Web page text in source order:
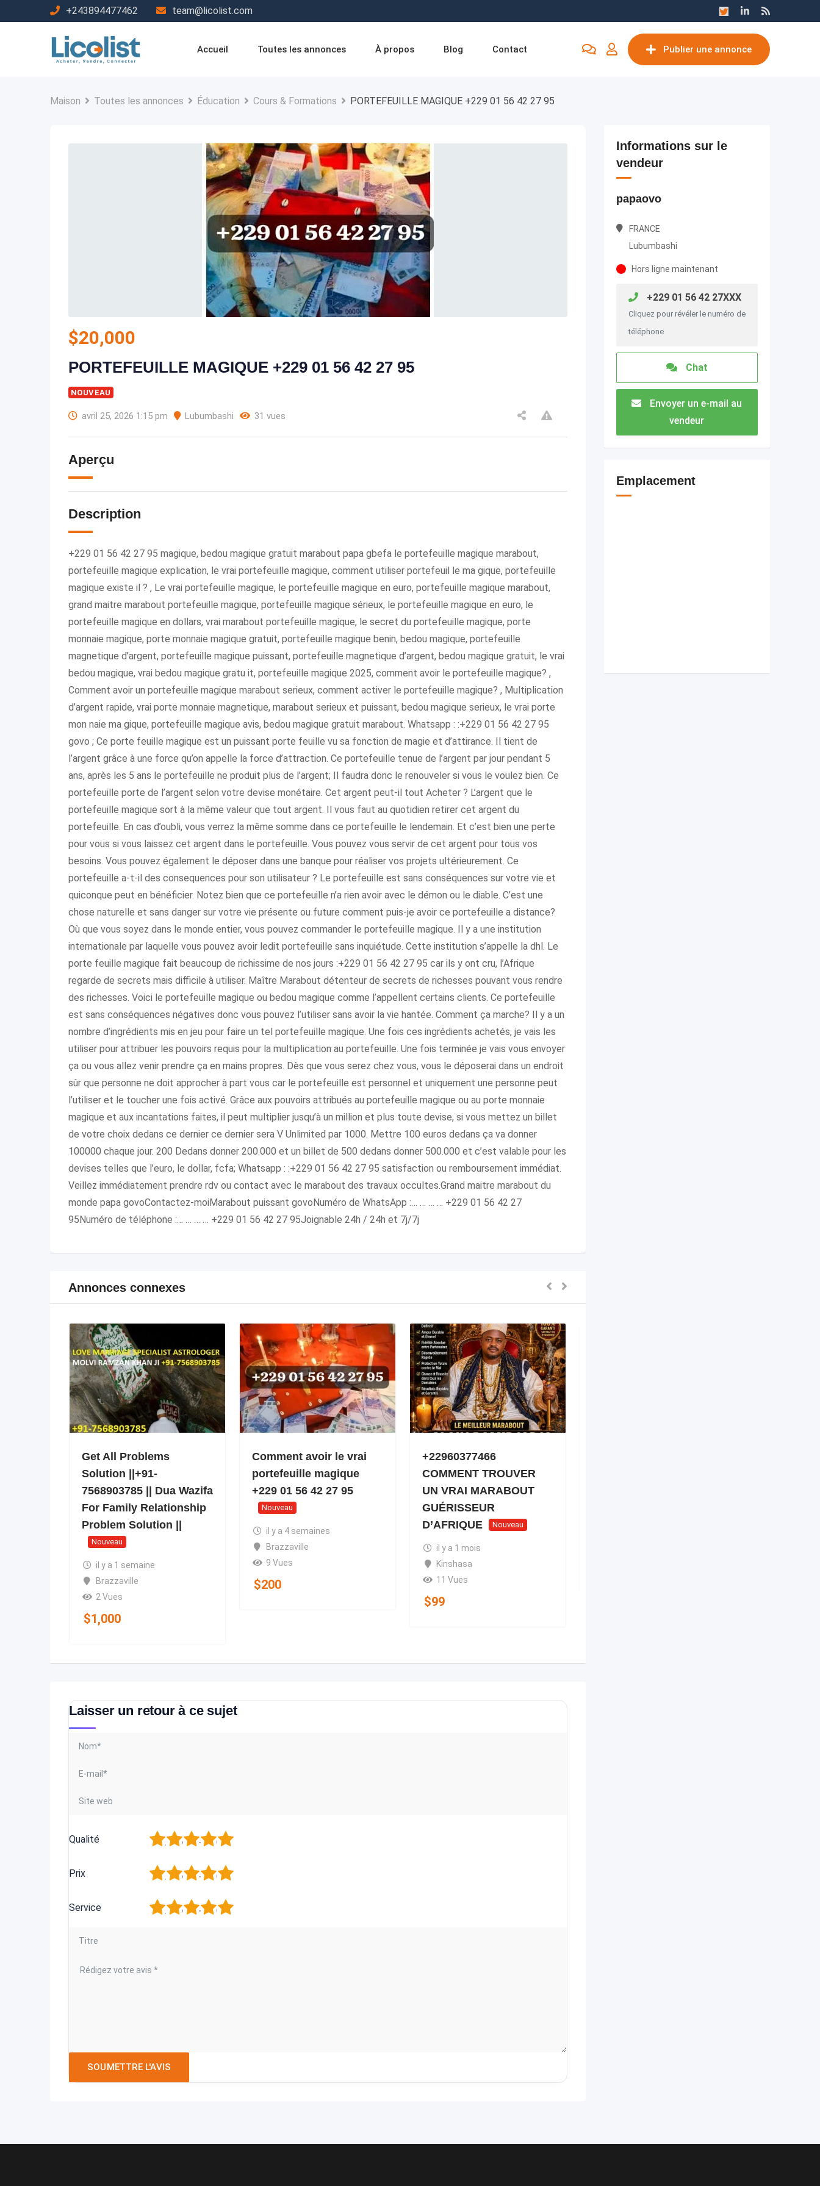
au
+243894477462 team@licolist.com
Accueil Toutes les annonces À propos Blog Contact Publier une annonce
Maison Toutes les annonces Éducation Cours & Formations PORTEFEUILLE MAGIQUE +229 01 56 42 27 95
$20,000
PORTEFEUILLE MAGIQUE +229 01 56 42 27 95
NOUVEAU
avril 25, 2026 1:15 pm Lubumbashi 31 vues
Aperçu
Description
+229 01 56 42 27 95 magique, bedou magique gratuit marabout papa gbefa le portefeuille magique marabout,
portefeuille magique explication, le vrai portefeuille magique, comment utiliser portefeuil le ma gique, portefeuille
magique existe il ? , Le vrai portefeuille magique, le portefeuille magique en euro, portefeuille magique marabout,
grand maitre marabout portefeuille magique, portefeuille magique sérieux, le portefeuille magique en euro, le
portefeuille magique en dollars, vrai marabout portefeuille magique, le secret du portefeuille magique, porte
monnaie magique, porte monnaie magique gratuit, portefeuille magique benin, bedou magique, portefeuille
magnetique d’argent, portefeuille magique puissant, portefeuille magnetique d’argent, bedou magique gratuit, le vrai
bedou magique, vrai bedou magique gratu it, portefeuille magique 2025, comment avoir le portefeuille magique? ,
Comment avoir un portefeuille magique marabout serieux, comment activer le portefeuille magique? , Multiplication
d’argent rapide, vrai porte monnaie magnetique, marabout serieux et puissant, bedou magique serieux, le vrai porte
mon naie ma gique, portefeuille magique avis, bedou magique gratuit marabout. Whatsapp : :+229 01 56 42 27 95
govo ; Ce porte feuille magique est un puissant porte feuille vu sa fonction de magie et d’attirance. Il tient de
l’argent grâce à une force qu’on appelle la force d’attraction. Ce portefeuille tenue de l’argent par jour pendant 5
ans, après les 5 ans le portefeuille ne produit plus de l’argent; Il faudra donc le renouveler si vous le voulez bien. Ce
portefeuille porte de l’argent selon votre devise monétaire. Cet argent peut-il tout Acheter ? L’argent que le
portefeuille magique sort à la même valeur que tout argent. Il vous faut au quotidien retirer cet argent du
portefeuille. En cas d’oubli, vous verrez la même somme dans ce portefeuille le lendemain. Et c’est bien une perte
pour vous si vous laissez cet argent dans le portefeuille. Vous pouvez vous servir de cet argent pour tous vos
besoins. Vous pouvez également le déposer dans une banque pour réaliser vos projets ultérieurement. Ce
portefeuille a-t-il des consequences pour son utilisateur ? Le portefeuille est sans conséquences sur votre vie et
quiconque peut en bénéficier. Notez bien que ce portefeuille n’a rien avoir avec le démon ou le diable. C’est une
chose naturelle et sans danger sur votre vie présente ou future comment puis-je avoir ce portefeuille a distance?
Où que vous soyez dans le monde entier, vous pouvez commander le portefeuille magique. Il y a une institution
internationale par laquelle vous pouvez avoir ledit portefeuille sans inquiétude. Cette institution s’appelle la dhl. Le
porte feuille magique fait beaucoup de richissime de nos jours :+229 01 56 42 27 95 car ils y ont cru, l’Afrique
regarde de secrets mais difficile à utiliser. Maître Marabout détenteur de secrets de richesses pouvant vous rendre
des richesses. Voici le portefeuille magique ou bedou magique comme l’appellent certains clients. Ce portefeuille
est sans conséquences négatives donc vous pouvez l’utiliser sans avoir la vie hantée. Comment ça marche? Il y a un
nombre d’ingrédients mis en jeu pour faire un tel portefeuille magique. Une fois ces ingrédients achetés, je vais les
utiliser pour attribuer les pouvoirs requis pour la multiplication au portefeuille. Une fois terminée je vais vous envoyer
ça ou vous allez venir prendre ça en mains propres. Dès que vous serez chez vous, vous le déposerai dans un endroit
sûr que personne ne doit approcher à part vous car le portefeuille est personnel et uniquement une personne peut
l’utiliser et le toucher une fois activé. Grâce aux pouvoirs attribués au portefeuille magique ou au porte monnaie
magique et aux incantations faites, il peut multiplier jusqu’à un million et plus toute devise, si vous mettez un billet
de votre choix dedans ce dernier ce dernier sera V Unlimited par 1000. Mettre 100 euros dedans ça va donner
100000 chaque jour. 200 Dedans donner 200.000 et un billet de 500 dedans donner 500.000 et c’est valable pour les
devises telles que l’euro, le dollar, fcfa; Whatsapp : :+229 01 56 42 27 95 satisfaction ou remboursement immédiat.
Veillez immédiatement prendre rdv ou contact avec le marabout des travaux occultes.Grand maitre marabout du
monde papa govoContactez-moiMarabout puissant govoNuméro de WhatsApp :… … … … +229 01 56 42 27
95Numéro de téléphone :… … … … +229 01 56 42 27 95Joignable 24h / 24h et 7j/7j
Annonces connexes
Get All Problems
Solution ||+91-
7568903785 || Dua Wazifa
For Family Relationship
Problem Solution ||
Nouveau
il y a 1 semaine
Brazzaville
2 Vues
$1,000
Comment avoir le vrai
portefeuille magique
+229 01 56 42 27 95
Nouveau
il y a 4 semaines
Brazzaville
9 Vues
$200
+22960377466
COMMENT TROUVER
UN VRAI MARABOUT
GUÉRISSEUR
D’AFRIQUE
Nouveau
il y a 1 mois
Kinshasa
11 Vues
$99
Laisser un retour à ce sujet
Qualité 5
4
3
2
Prix 5
4
3
2
Service 5
4
3
2
Informations sur le
vendeur
papaovo
FRANCE
Lubumbashi
Hors ligne maintenant
+229 01 56 42 27XXX
Cliquez pour révéler le numéro de
téléphone
Chat
Envoyer un e-mail au
vendeur
Emplacement